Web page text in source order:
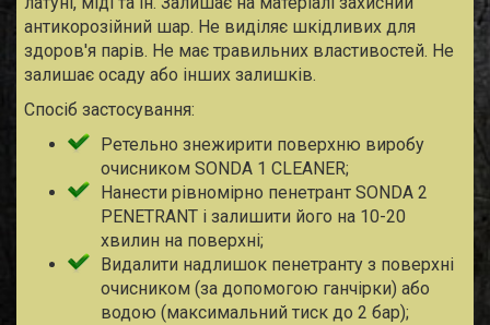
антикорозійний шар. Не виділяє шкідливих для
здоров'я парів. Не має травильних властивостей. Не
залишає осаду або інших залишків.
Спосіб застосування:
Ретельно знежирити поверхню виробу
очисником SONDA 1 CLEANER;
Нанести рівномірно пенетрант SONDA 2
PENETRANT і залишити його на 10-20
хвилин на поверхні;
Видалити надлишок пенетранту з поверхні
очисником (за допомогою ганчірки) або
водою (максимальний тиск до 2 бар);